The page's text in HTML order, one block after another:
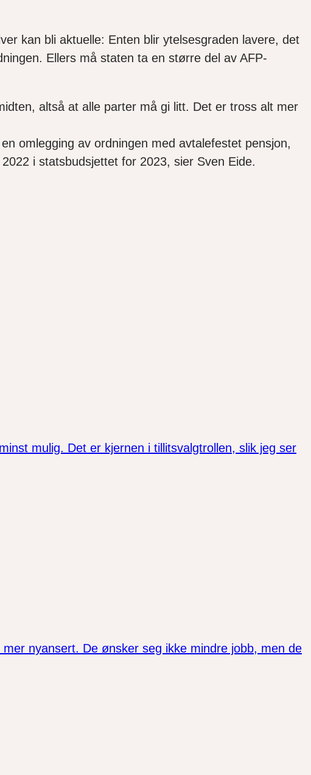
kan bli aktuelle: Enten blir ytelsesgraden lavere, det
Ellers må staten ta en større del av AFP-
altså at alle parter må gi litt. Det er tross alt mer
omlegging av ordningen med avtalefestet pensjon,
i statsbudsjettet for 2023, sier Sven Eide.
mulig. Det er kjernen i tillitsvalgtrollen, slik jeg ser
nyansert. De ønsker seg ikke mindre jobb, men de